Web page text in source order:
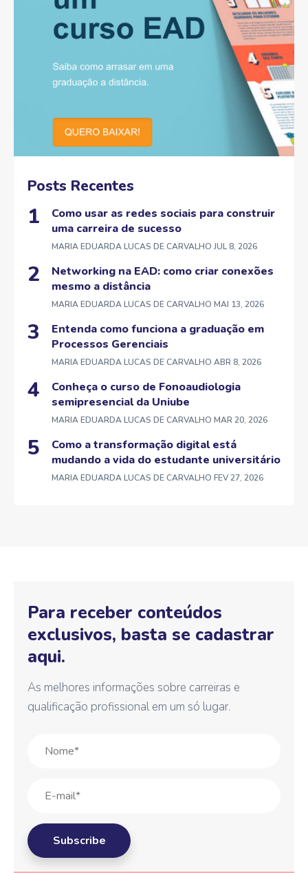
Posts Recentes
Como usar as redes sociais para construir
uma carreira de sucesso
MARIA EDUARDA LUCAS DE CARVALHO JUL 8, 2026
Networking na EAD: como criar conexões
mesmo a distância
MARIA EDUARDA LUCAS DE CARVALHO MAI 13, 2026
Entenda como funciona a graduação em
Processos Gerenciais
MARIA EDUARDA LUCAS DE CARVALHO ABR 8, 2026
Conheça o curso de Fonoaudiologia
semipresencial da Uniube
MARIA EDUARDA LUCAS DE CARVALHO MAR 20, 2026
Como a transformação digital está
mudando a vida do estudante universitário
MARIA EDUARDA LUCAS DE CARVALHO FEV 27, 2026
Para receber conteúdos
exclusivos, basta se cadastrar
aqui.
As melhores informações sobre carreiras e
qualificação profissional em um só lugar.